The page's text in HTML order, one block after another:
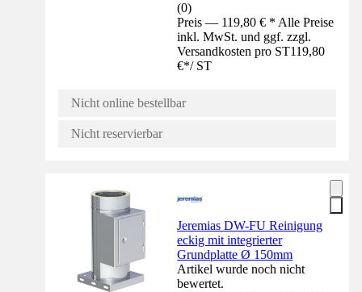
(0)
Preis — 119,80 € * Alle Preise
inkl. MwSt. und ggf. zzgl.
Versandkosten pro ST119,80
€*/ ST
Nicht online bestellbar
Nicht reservierbar
Jeremias DW-FU Reinigung
eckig mit integrierter
Grundplatte Ø 150mm
Artikel wurde noch nicht
bewertet.